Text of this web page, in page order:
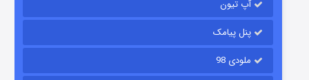
آپ تیون
پنل پیامک
ملودی 98